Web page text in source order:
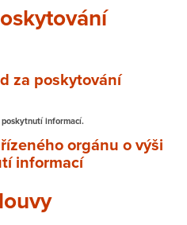
za poskytování
poskytnutí informací.
orgánu o výši
informací